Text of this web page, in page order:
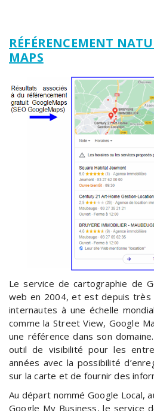
RÉFÉRENCEMENT
MAPS
Le service de cartographie de
web en 2004, et est depuis très
internautes à une échelle
comme la Street View, Google
une référence dans son
outil de visibilité pour les
années avec la possibilité
sur la carte et de fournir des
Au départ nommé Google Local,
Google My Business, le service